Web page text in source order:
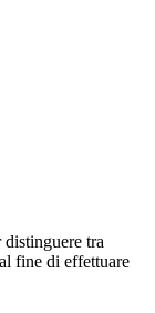
tra
fine di effettuare